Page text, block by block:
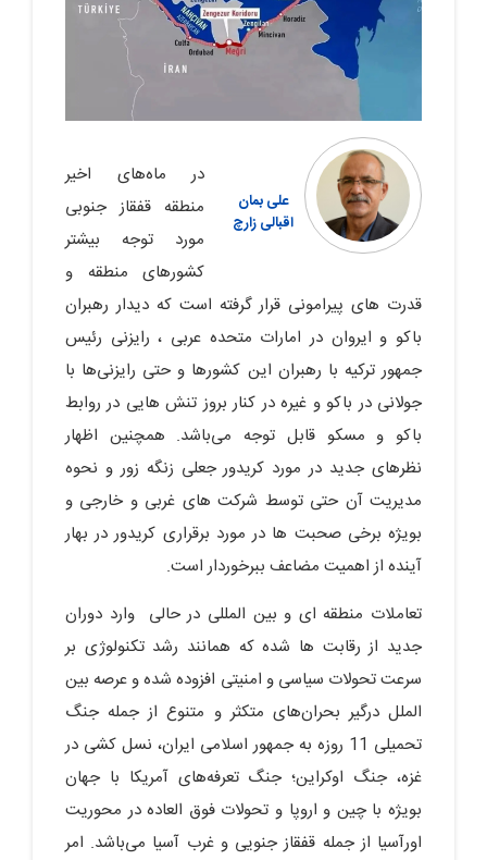
علی بمان
اقبالی زارچ
در ماه‌های اخیر
منطقه قفقاز جنوبی
مورد توجه بیشتر
کشورهای منطقه و
قدرت های پیرامونی قرار گرفته است که دیدار رهبران
باکو و ایروان در امارات متحده عربی ، رایزنی رئیس
جمهور ترکیه با رهبران این کشورها و حتی رایزنی‌ها با
جولانی در باکو و غیره در کنار بروز تنش هایی در روابط
باکو و مسکو قابل توجه می‌باشد. همچنین اظهار
نظرهای جدید در مورد کریدور جعلی زنگه زور و نحوه
مدیریت آن حتی توسط شرکت های غربی و خارجی و
بویژه برخی صحبت ها در مورد برقراری کریدور در بهار
آینده از اهمیت مضاعف ببرخوردار است.
تعاملات منطقه ای و بین المللی در حالی وارد دوران
جدید از رقابت ها شده که همانند رشد تکنولوژی بر
سرعت تحولات سیاسی و امنیتی افزوده شده و عرصه بین
الملل درگیر بحران‌های متکثر و متنوع از جمله جنگ
تحمیلی 11 روزه به جمهور اسلامی ایران، نسل کشی در
غزه، جنگ اوکراین؛ جنگ تعرفه‌های آمریکا با جهان
بویژه با چین و اروپا و تحولات فوق العاده در محوریت
اورآسیا از جمله قفقاز جنویی و غرب آسیا می‌باشد. امر